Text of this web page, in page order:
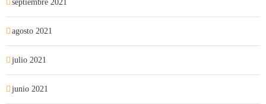
septiembre 2021
agosto 2021
julio 2021
junio 2021